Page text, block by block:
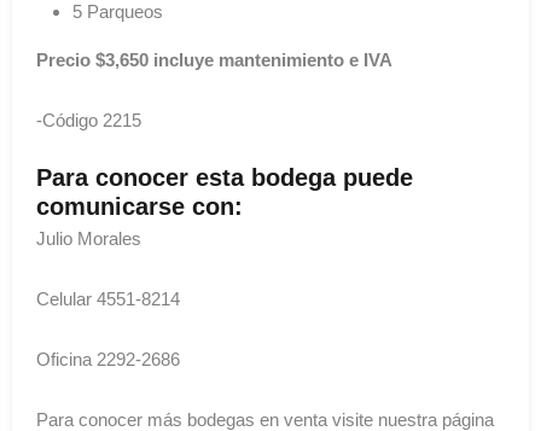
5 Parqueos
Precio $3,650 incluye mantenimiento e IVA
-Código 2215
Para conocer esta bodega puede
comunicarse con:
Julio Morales
Celular 4551-8214
Oficina 2292-2686
Para conocer más bodegas en venta visite nuestra página